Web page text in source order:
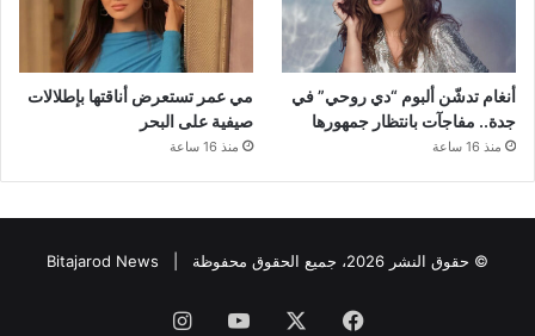
أنغام تدشّن ألبوم “دي روحي” في
جدة.. مفاجآت بانتظار جمهورها
منذ 16 ساعة
مي عمر تستعرض أناقتها بإطلالات
صيفية على البحر
منذ 16 ساعة
© حقوق النشر 2026، جميع الحقوق محفوظة | Bitajarod News
فيسبوك ‫YouTubeانستقرام